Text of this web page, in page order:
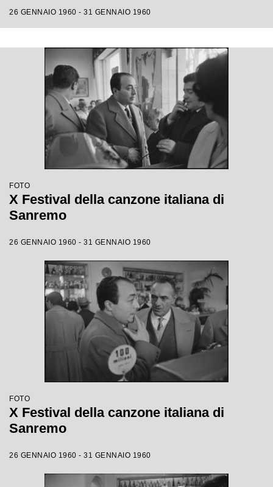
26 GENNAIO 1960 - 31 GENNAIO 1960
FOTO
X Festival della canzone italiana di
Sanremo
26 GENNAIO 1960 - 31 GENNAIO 1960
FOTO
X Festival della canzone italiana di
Sanremo
26 GENNAIO 1960 - 31 GENNAIO 1960